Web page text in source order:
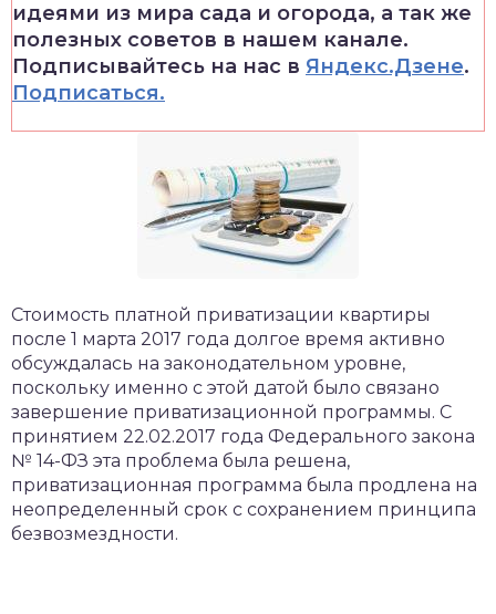
идеями из мира сада и огорода, а так же
полезных советов в нашем канале.
Подписывайтесь на нас в Яндекс.Дзене.
Подписаться.
​Стоимость платной приватизации квартиры
после 1 марта 2017 года долгое время активно
обсуждалась на законодательном уровне,
поскольку именно с этой датой было связано
завершение приватизационной программы. С
принятием 22.02.2017 года Федерального закона
№ 14-ФЗ эта проблема была решена,
приватизационная программа была продлена на
неопределенный срок с сохранением принципа
безвозмездности.